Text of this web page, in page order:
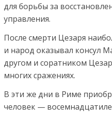
для борьбы за
управления.
После смерти Цезаря
и народ оказывал консул
другом и соратником
многих сражениях.
В эти же дни в Риме
человек —